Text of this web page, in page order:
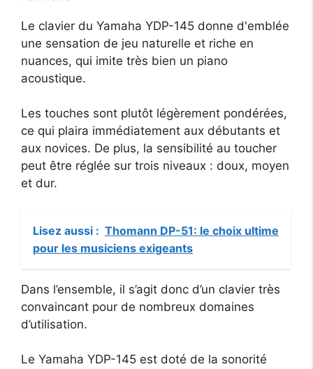
Le clavier du Yamaha YDP-145 donne d'emblée
une sensation de jeu naturelle et riche en
nuances, qui imite très bien un piano
acoustique.
Les touches sont plutôt légèrement pondérées,
ce qui plaira immédiatement aux débutants et
aux novices. De plus, la sensibilité au toucher
peut être réglée sur trois niveaux : doux, moyen
et dur.
Lisez aussi : Thomann DP-51: le choix ultime
pour les musiciens exigeants
Dans l’ensemble, il s’agit donc d’un clavier très
convaincant pour de nombreux domaines
d’utilisation.
Le Yamaha YDP-145 est doté de la sonorité